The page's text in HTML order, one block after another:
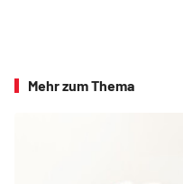
Mehr zum Thema